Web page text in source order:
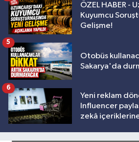
ÖZEL HABER -
Kuyumcu
Gelişme!
Otobüs
Sakarya'da
5
Yeni reklam
Influencer
zekâ
6